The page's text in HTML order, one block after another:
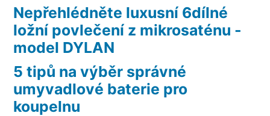
Nepřehlédněte luxusní 6dílné
ložní povlečení z mikrosaténu -
model DYLAN
5 tipů na výběr správné
umyvadlové baterie pro
koupelnu